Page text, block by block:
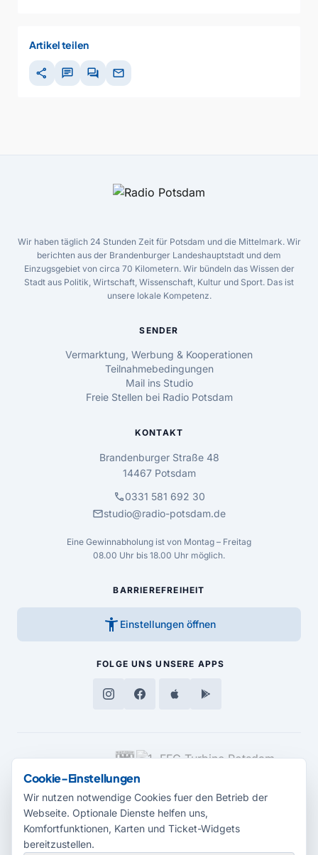
Artikel teilen
share chat forum mail
Wir haben täglich 24 Stunden Zeit für Potsdam und die Mittelmark. Wir
berichten aus der Brandenburger Landeshauptstadt und dem
Einzugsgebiet von circa 70 Kilometern. Wir bündeln das Wissen der
Stadt aus Politik, Wirtschaft, Wissenschaft, Kultur und Sport. Das ist
unsere lokale Kompetenz.
SENDER
Vermarktung, Werbung & Kooperationen
Teilnahmebedingungen
Mail ins Studio
Freie Stellen bei Radio Potsdam
KONTAKT
Brandenburger Straße 48
14467 Potsdam
call0331 581 692 30
mailstudio@radio-potsdam.de
Eine Gewinnabholung ist von Montag – Freitag
08.00 Uhr bis 18.00 Uhr möglich.
BARRIEREFREIHEIT
accessibility_new Einstellungen öffnen
FOLGE UNS UNSERE APPS
MEDIENPARTNER
Cookie-Einstellungen
Wir nutzen notwendige Cookies fuer den Betrieb der
Webseite. Optionale Dienste helfen uns,
Komfortfunktionen, Karten und Ticket-Widgets
bereitzustellen.